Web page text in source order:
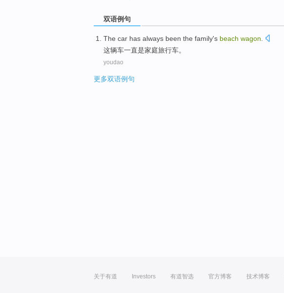
双语例句
The car has always been the family's beach wagon
这辆车一直是家庭旅行车。
youdao
更多双语例句
关于有道 Investors 有道智选 官方博客 技术博客